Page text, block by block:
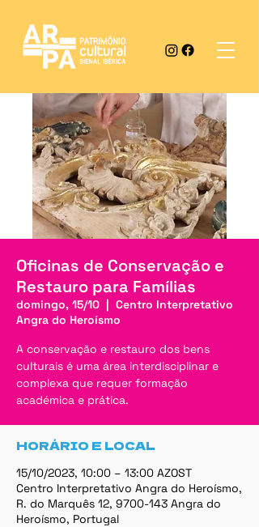
Oficinas de Conservação e
Restauro para Famílias
domingo, 15/10
  |
Centro Interpretativo
Angra do Heroísmo
A conservação e restauro dos bens
culturais é uma área interdisciplinar e
complexa que requer formação
académica e prática.
HORÁRIO E LOCAL
15/10/2023, 10:00 – 13:00 AZOST
Centro Interpretativo Angra do Heroísmo,
R. do Marquês 12, 9700-143 Angra do
Heroísmo, Portugal